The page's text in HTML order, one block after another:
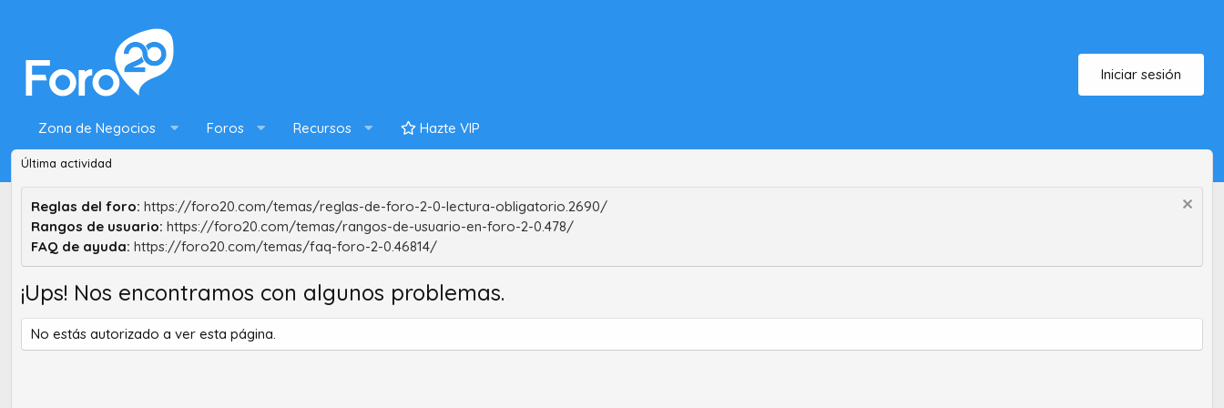
Iniciar sesión
Zona de Negocios Foros Recursos Hazte VIP
Última actividad
Reglas del foro: https://foro20.com/temas/reglas-de-foro-2-0-lectura-obligatorio.2690/
Rangos de usuario: https://foro20.com/temas/rangos-de-usuario-en-foro-2-0.478/
FAQ de ayuda: https://foro20.com/temas/faq-foro-2-0.46814/
¡Ups! Nos encontramos con algunos problemas.
No estás autorizado a ver esta página.